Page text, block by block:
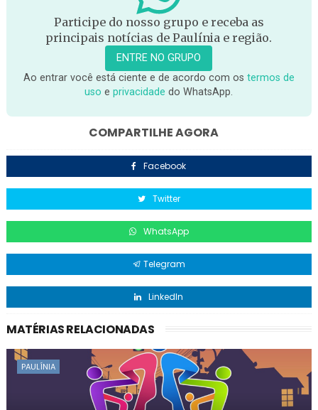
Participe do nosso grupo e receba as
principais notícias de Paulínia e região.
ENTRE NO GRUPO
Ao entrar você está ciente e de acordo com os termos de
uso eprivacidade do WhatsApp.
COMPARTILHE AGORA
Facebook
Twitter
WhatsApp
Telegram
LinkedIn
MATÉRIAS RELACIONADAS
PAULÍNIA